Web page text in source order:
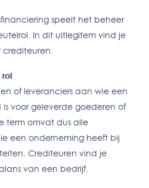
speelt het beheer
In dit uitlegitem vind je
crediteuren.
rol
of leveranciers aan wie een
voor geleverde goederen of
term omvat dus alle
een onderneming heeft bij
Crediteuren vind je
van een bedrijf.